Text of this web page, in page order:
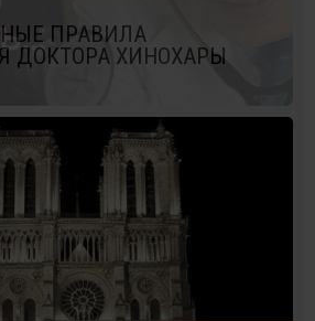
ПРАВИЛА
ДОКТОРА ХИНОХАРЫ